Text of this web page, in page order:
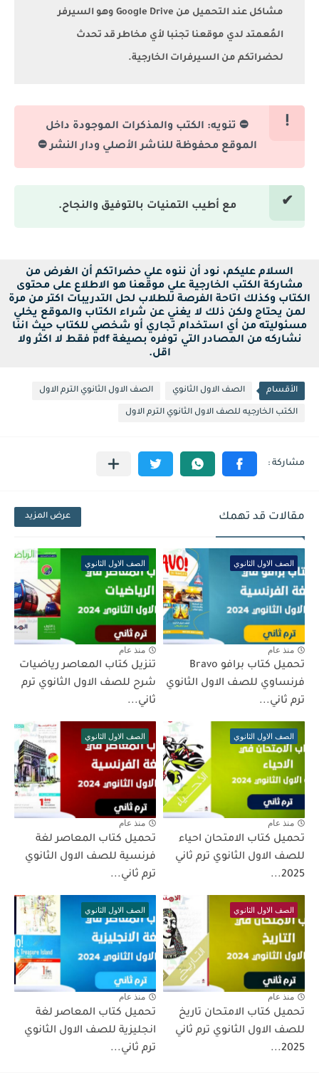
مشاكل عند التحميل من Google Drive وهو السيرفر
المُعمتد لدي موقعنا تجنبا لأي مخاطر قد تحدث
لحضراتكم من السيرفرات الخارجية.
⛔ تنويه: الكتب والمذكرات الموجودة داخل
الموقع محفوظة للناشر الأصلي ودار النشر ⛔
مع أطيب التمنيات بالتوفيق والنجاح.
السلام عليكم، نود أن ننوه علي حضراتكم أن الغرض من
مشاركة الكتب الخارجية علي موقعنا هو الاطلاع على محتوى
الكتاب وكذلك اتاحة الفرصة للطلاب لحل التدريبات اكتر من مرة
لمن يحتاج ولكن ذلك لا يغني عن شراء الكتاب والموقع يخلي
مسئوليته من أي استخدام تجاري أو شخصي للكتاب حيث اننا
نشاركه من المصادر التي توفره بصيغة pdf فقط لا اكثر ولا
اقل.
الأقسام الصف الاول الثانوي الصف الاول الثانوي الترم الاول
الكتب الخارجيه للصف الاول الثانوي الترم الاول
مقالات قد تهمك عرض المزيد
الصف الاول الثانوي
منذ عام
تحميل كتاب برافو Bravo
فرنساوي للصف الاول الثانوي
ترم ثاني...
الصف الاول الثانوي
منذ عام
تنزيل كتاب المعاصر رياضيات
شرح للصف الاول الثانوي ترم
ثاني...
الصف الاول الثانوي
منذ عام
تحميل كتاب الامتحان احياء
للصف الاول الثانوي ترم ثاني
2025...
الصف الاول الثانوي
منذ عام
تحميل كتاب المعاصر لغة
فرنسية للصف الاول الثانوي
ترم ثاني...
الصف الاول الثانوي
منذ عام
تحميل كتاب الامتحان تاريخ
للصف الاول الثانوي ترم ثاني
2025...
الصف الاول الثانوي
منذ عام
تحميل كتاب المعاصر لغة
انجليزية للصف الاول الثانوي
ترم ثاني...